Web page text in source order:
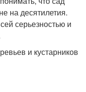
на десятилетия.
серьезностью и
и кустарников